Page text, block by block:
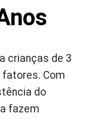
crianças de 3
fatores. Com
do
fazem